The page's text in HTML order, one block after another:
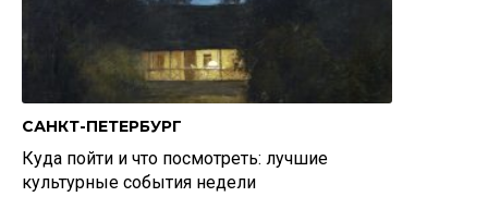
САНКТ-ПЕТЕРБУРГ
Куда пойти и что посмотреть: лучшие
культурные события недели